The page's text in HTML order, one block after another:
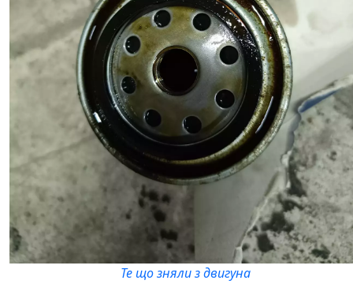
Те що зняли з двигуна